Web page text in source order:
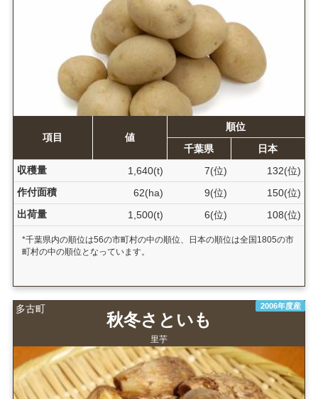
項目 値
順位
千葉県
日本
収穫量
1,640(t) 7(位)
132(位)
作付面積
62(ha) 9(位)
150(位)
出荷量
1,500(t) 6(位) 108(位)
*千葉県内の順位は56の市町村の中の順位、日本の順位は全国1805の市
町村の中の順位となっています。
多古町 2006年度産
秋冬さといも
里芋